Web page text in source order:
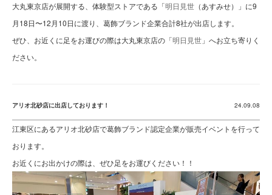
大丸東京店が展開する、体験型ストアである「明日見世 （あすみせ）」に9
月18日〜12月10日に渡り、葛飾ブランド企業合計8社が出店します。
ぜひ、お近くに足をお運びの際は大丸東京店の「明日見世 」へお立ち寄りく
ださい。
アリオ北砂店に出店しております！ 24.09.08
江東区にあるアリオ北砂店で葛飾ブランド認定企業が販売イベントを行って
おります。
お近くにお出かけの際は、ぜひ足をお運びください！！